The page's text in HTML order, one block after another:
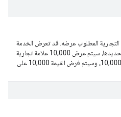
التجارية المطلوب عرضه. قد تعرض الخدمة
عددًا أقل من هذه القيمة. إذا لم يتم تحديدها، سيتم عرض 10,000 علامة تجارية
كحدّ أقصى. الحدّ الأقصى للقيمة هو 10,000، وسيتم فرض القيمة 10,000 على